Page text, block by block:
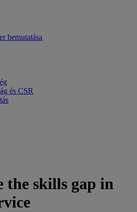
bemutatása
és CSR
the skills gap in